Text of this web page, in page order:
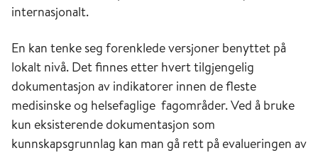
internasjonalt.
En kan tenke seg forenklede versjoner benyttet på
lokalt nivå. Det finnes etter hvert tilgjengelig
dokumentasjon av indikatorer innen de fleste
medisinske og helsefaglige fagområder. Ved å bruke
kun eksisterende dokumentasjon som
kunnskapsgrunnlag kan man gå rett på evalueringen av